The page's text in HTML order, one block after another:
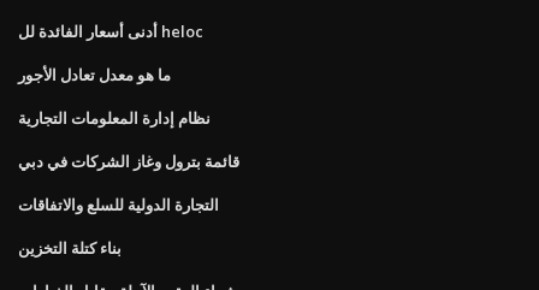
أدنى أسعار الفائدة لل heloc
ما هو معدل تعادل الأجور
نظام إدارة المعلومات التجارية
قائمة بترول وغاز الشركات في دبي
التجارة الدولية للسلع والاتفاقات
بناء كتلة التخزين